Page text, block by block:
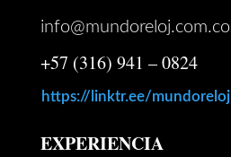
info@mundoreloj.com.co
+57 (316) 941 – 0824
https://linktr.ee/mundoreloj
EXPERIENCIA